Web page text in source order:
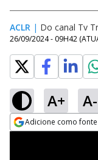
ACLR | Do canal Tv
26/09/2024 - 09H42
A+ A-
Adicione como